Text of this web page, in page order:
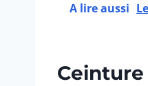
A lire aussi